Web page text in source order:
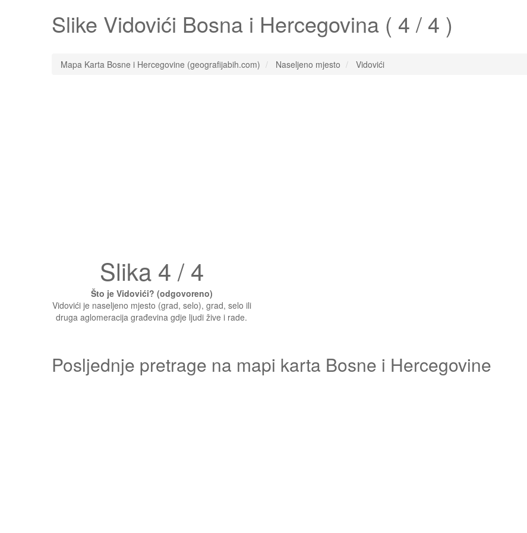
Slike Vidovići Bosna i Hercegovina ( 4 / 4 )
Mapa Karta Bosne i Hercegovine (geografijabih.com) Naseljeno mjesto Vidovići
Slika 4 / 4
Što je Vidovići? (odgovoreno)
Vidovići je naseljeno mjesto (grad, selo), grad, selo ili
druga aglomeracija građevina gdje ljudi žive i rade.
Posljednje pretrage na mapi karta Bosne i Hercegovine